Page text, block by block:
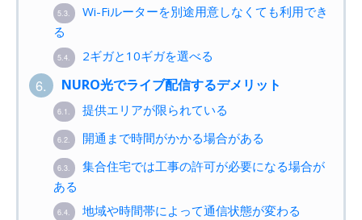
5.3.
Wi-Fiルーターを別途用意しなくても利用でき
る
5.4. 2ギガと10ギガを選べる
6. NURO光でライブ配信するデメリット
6.1. 提供エリアが限られている
6.2. 開通まで時間がかかる場合がある
6.3.
集合住宅では工事の許可が必要になる場合が
ある
6.4. 地域や時間帯によって通信状態が変わる